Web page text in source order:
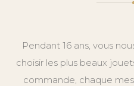
Pendant 16 ans, vous
choisir les plus beaux
commande, chaque